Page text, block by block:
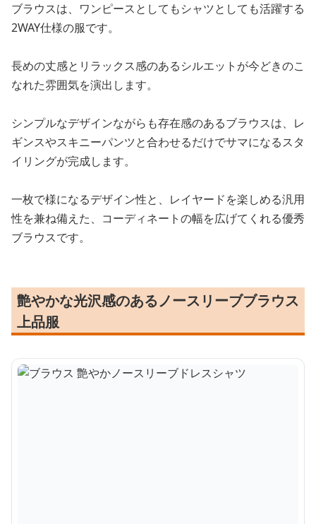
ブラウスは、ワンピースとしてもシャツとしても活躍する
2WAY仕様の服です。
長めの丈感とリラックス感のあるシルエットが今どきのこ
なれた雰囲気を演出します。
シンプルなデザインながらも存在感のあるブラウスは、レ
ギンスやスキニーパンツと合わせるだけでサマになるスタ
イリングが完成します。
一枚で様になるデザイン性と、レイヤードを楽しめる汎用
性を兼ね備えた、コーディネートの幅を広げてくれる優秀
ブラウスです。
艶やかな光沢感のあるノースリーブブラウス
上品服